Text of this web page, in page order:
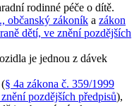
rodinné péče o dítě.
občanský zákoník a zákon
dětí, ve znění pozdějších
je jednou z dávek
§ 4a zákona č. 359/1999
pozdějších předpisů),